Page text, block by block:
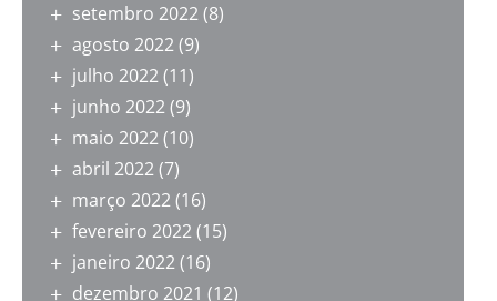
setembro 2022(8)
agosto 2022(9)
julho 2022(11)
junho 2022(9)
maio 2022(10)
abril 2022(7)
março 2022(16)
fevereiro 2022(15)
janeiro 2022(16)
dezembro 2021 (12)